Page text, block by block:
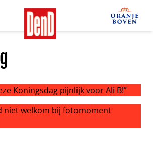
Koningsdag pijnlijk voor Ali B!”